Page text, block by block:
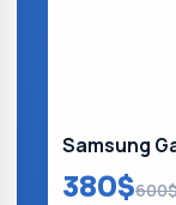
Samsung
380$